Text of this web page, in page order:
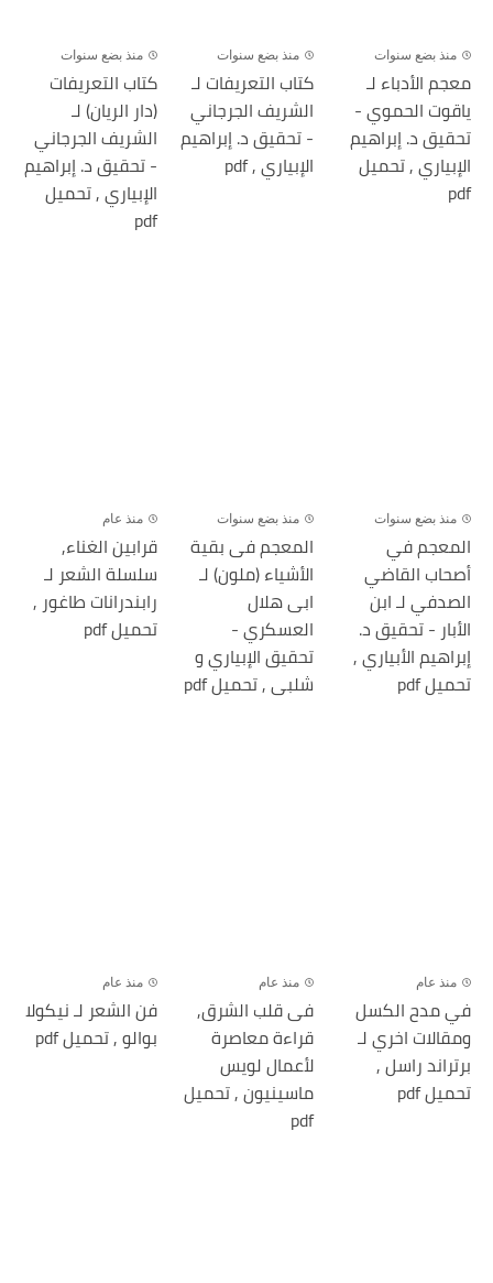
منذ بضع سنوات
معجم الأدباء لـ
ياقوت الحموي -
تحقيق د. إبراهيم
الإبياري , تحميل
pdf
منذ بضع سنوات
كتاب التعريفات لـ
الشريف الجرجاني
- تحقيق د. إبراهيم
الإبياري , pdf
منذ بضع سنوات
كتاب التعريفات
(دار الريان) لـ
الشريف الجرجاني
- تحقيق د. إبراهيم
الإبياري , تحميل
pdf
منذ بضع سنوات
المعجم في
أصحاب القاضي
الصدفي لـ ابن
الأبار - تحقيق د.
إبراهيم الأبياري ,
تحميل pdf
منذ بضع سنوات
المعجم فى بقية
الأشياء (ملون) لـ
ابى هلال
العسكري -
تحقيق الإبياري و
شلبى , تحميل pdf
منذ عام
قرابين الغناء,
سلسلة الشعر لـ
رابندرانات طاغور ,
تحميل pdf
منذ عام
في مدح الكسل
ومقالات اخري لـ
برتراند راسل ,
تحميل pdf
منذ عام
فی قلب الشرق,
قراءة معاصرة
لأعمال لويس
ماسينيون , تحميل
pdf
منذ عام
فن الشعر لـ نيكولا
بوالو , تحميل pdf